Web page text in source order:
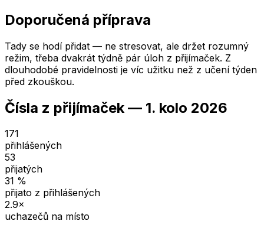
Doporučená příprava
Tady se hodí přidat — ne stresovat, ale držet rozumný
režim, třeba dvakrát týdně pár úloh z přijímaček. Z
dlouhodobé pravidelnosti je víc užitku než z učení týden
před zkouškou.
Čísla z přijímaček — 1. kolo 2026
171
přihlášených
53
přijatých
31 %
přijato z přihlášených
2.9×
uchazečů na místo